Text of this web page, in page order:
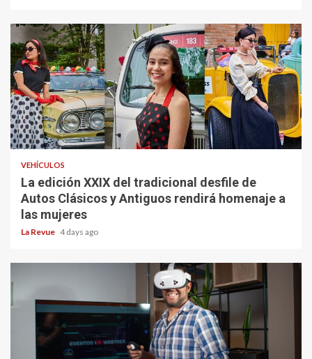
VEHÍCULOS
La edición XXIX del tradicional desfile de
Autos Clásicos y Antiguos rendirá homenaje a
las mujeres
La Revue 4 days ago